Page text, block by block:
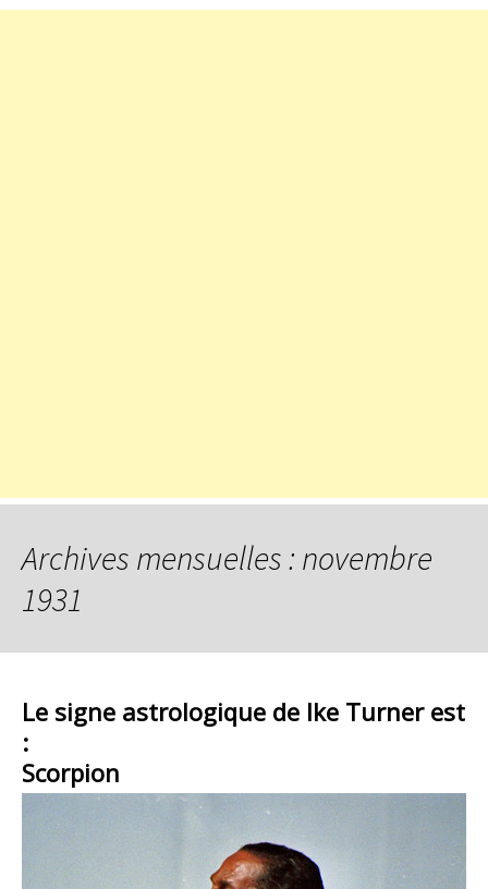
Archives mensuelles : novembre
1931
Le signe astrologique de Ike Turner est
:
Scorpion